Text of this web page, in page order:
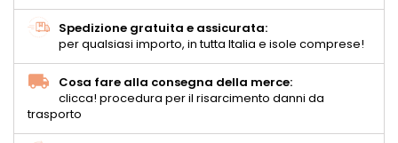
Spedizione gratuita e assicurata:
per qualsiasi importo, in tutta Italia e isole comprese!
Cosa fare alla consegna della merce:
clicca! procedura per il risarcimento danni da
trasporto